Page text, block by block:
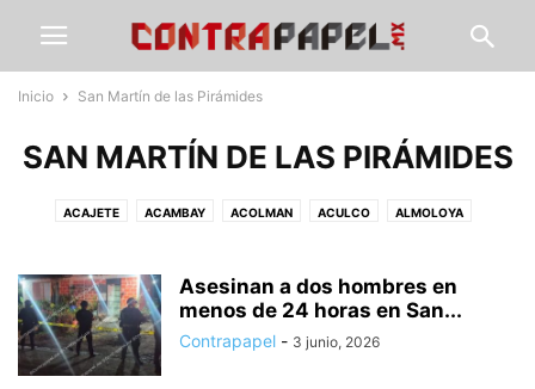
Inicio San Martín de las Pirámides
SAN MARTÍN DE LAS PIRÁMIDES
ACAJETE ACAMBAY ACOLMAN ACULCO ALMOLOYA
ATENCO ATIZAPÁN
AZCAPOTZALCO CALIMAYA CALPULALPAN CDMX CHALCO
CHAPA DE MOTA CHAPINGO CHIAUTLA CHICOLOAPAN
CHICONCUAC
Asesinan a dos hombres en
menos de 24 horas en San...
Contrapapel - 3 junio, 2026